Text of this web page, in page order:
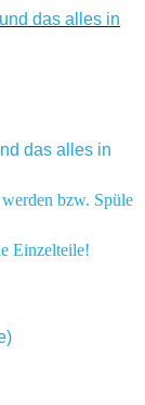
das alles in
das alles in
bzw. Spüle
Einzelteile!